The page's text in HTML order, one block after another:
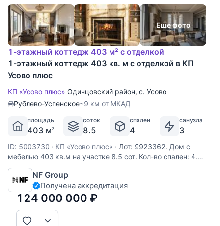
Еще фото
1-этажный коттедж 403 м² с отделкой
1-этажный коттедж 403 кв. м с отделкой в КП
Усово плюс
КП «Усово плюс» Одинцовский район, с. Усово
Рублево-Успенское~9 км от МКАД
площадь
403 м2
соток
8.5
спален
4
санузла
3
ID: 5003730 · КП «Усово плюс» · Лот: 9923362. Дом с
мебелью 403 кв.м на участке 8.5 cот. Кол-во спален: 4.
Кол-во с/у: 3. Поселок «Усово Плюс». Рублево-Успенское
шоссе, 11 км от МКАД. Без комиссии для покупателя. В
охраняемом коттеджном посёлке «Усово Плюс» на участке
8.5 соток
NF Group
Получена аккредитация
124 000 000 ₽